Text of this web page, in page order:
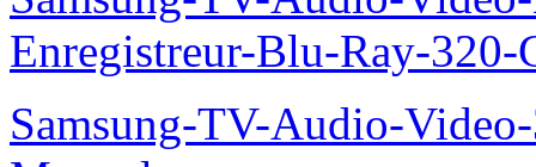
Enregistreur-Blu-Ray-
Samsung-TV-Audio-